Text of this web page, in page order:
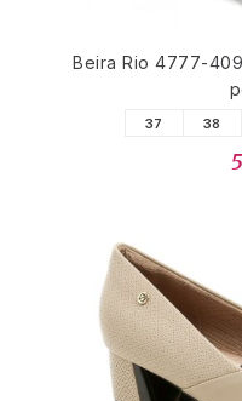
Beira Rio 4777-
37 38